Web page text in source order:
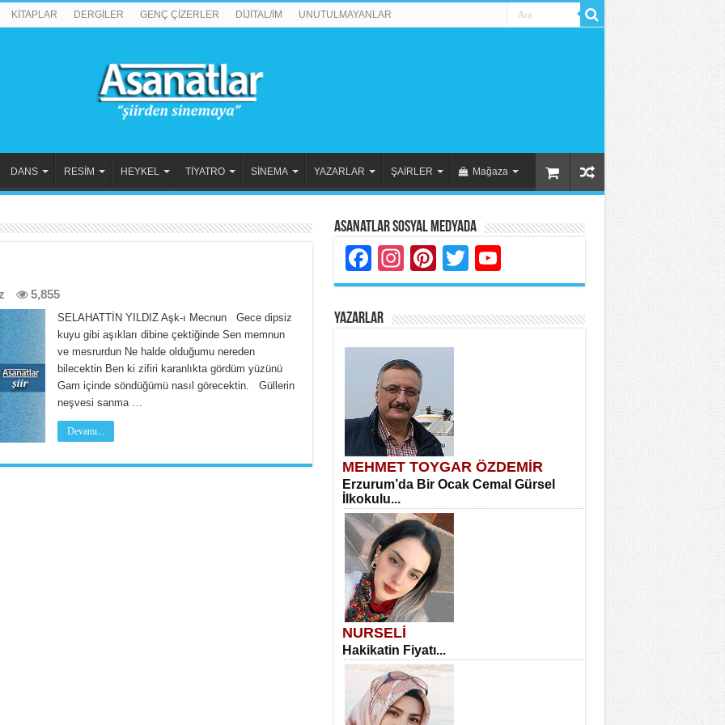
KİTAPLAR DERGİLER GENÇ ÇİZERLER DİJİTAL/İM UNUTULMAYANLAR
DANS RESİM HEYKEL TİYATRO SİNEMA YAZARLAR ŞAİRLER Mağaza
5,855
SELAHATTİN YILDIZ Aşk-ı Mecnun Gece dipsiz
kuyu gibi aşıkları dibine çektiğinde Sen memnun
ve mesrurdun Ne halde olduğumu nereden
bilecektin Ben ki zifiri karanlıkta gördüm yüzünü
Gam içinde söndüğümü nasıl görecektin. Güllerin
neşvesi sanma …
Devamı...
Asanatlar Sosyal Medyada
Facebook
Instagram
Pinterest
Twitter
YAZARLAR
MEHMET TOYGAR ÖZDEMİR
Erzurum’da Bir Ocak Cemal Gürsel
İlkokulu...
NURSELİ
Hakikatin Fiyatı...